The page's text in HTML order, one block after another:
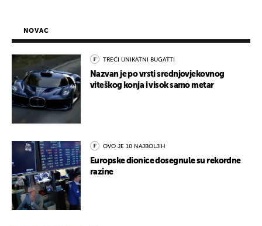
NOVAC
TREĆI UNIKATNI BUGATTI
Nazvan je po vrsti srednjovjekovnog
viteškog konja i visok samo metar
OVO JE 10 NAJBOLJIH
Europske dionice dosegnule su rekordne
razine